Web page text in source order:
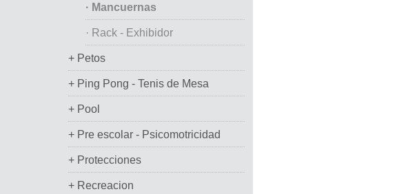
· Mancuernas
· Rack - Exhibidor
+ Petos
+ Ping Pong - Tenis de Mesa
+ Pool
+ Pre escolar - Psicomotricidad
+ Protecciones
+ Recreacion